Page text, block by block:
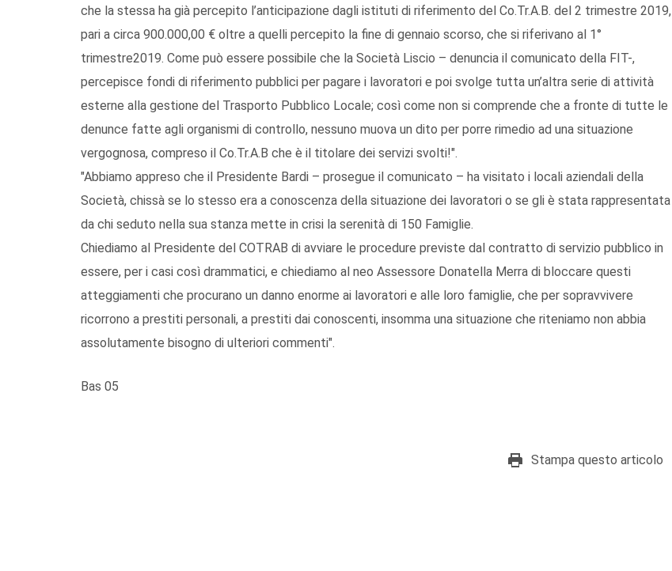
che la stessa ha già percepito l’anticipazione dagli istituti di riferimento del Co.Tr.A.B. del 2 trimestre 2019,
pari a circa 900.000,00 € oltre a quelli percepito la fine di gennaio scorso, che si riferivano al 1°
trimestre2019. Come può essere possibile che la Società Liscio – denuncia il comunicato della FIT-,
percepisce fondi di riferimento pubblici per pagare i lavoratori e poi svolge tutta un’altra serie di attività
esterne alla gestione del Trasporto Pubblico Locale; così come non si comprende che a fronte di tutte le
denunce fatte agli organismi di controllo, nessuno muova un dito per porre rimedio ad una situazione
vergognosa, compreso il Co.Tr.A.B che è il titolare dei servizi svolti!".
"Abbiamo appreso che il Presidente Bardi – prosegue il comunicato – ha visitato i locali aziendali della
Società, chissà se lo stesso era a conoscenza della situazione dei lavoratori o se gli è stata rappresentata
da chi seduto nella sua stanza mette in crisi la serenità di 150 Famiglie.
Chiediamo al Presidente del COTRAB di avviare le procedure previste dal contratto di servizio pubblico in
essere, per i casi così drammatici, e chiediamo al neo Assessore Donatella Merra di bloccare questi
atteggiamenti che procurano un danno enorme ai lavoratori e alle loro famiglie, che per sopravvivere
ricorrono a prestiti personali, a prestiti dai conoscenti, insomma una situazione che riteniamo non abbia
assolutamente bisogno di ulteriori commenti".
Bas 05
Stampa questo articolo